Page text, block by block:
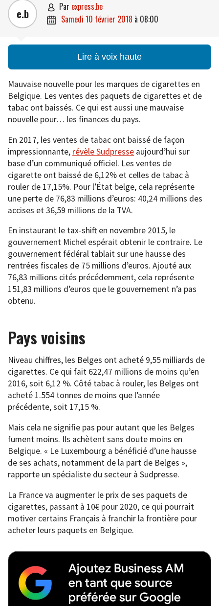
e.b  par express.be
 samedi 10 février 2018 à 08:00
Lire à voix haute
Mauvaise nouvelle pour les marques de cigarettes en
Belgique. Les ventes des paquets de cigarettes et de
tabac ont baissés. Ce qui est aussi une mauvaise
nouvelle pour… les finances du pays.
En 2017, les ventes de tabac ont baissé de façon
impressionnante, révèle Sudpresse aujourd’hui sur
base d’un communiqué officiel. Les ventes de
cigarette ont baissé de 6,12% et celles de tabac à
rouler de 17,15%. Pour l’État belge, cela représente
une perte de 76,83 millions d’euros: 40,24 millions des
accises et 36,59 millions de la TVA.
En instaurant le tax-shift en novembre 2015, le
gouvernement Michel espérait obtenir le contraire. Le
gouvernement fédéral tablait sur une hausse des
rentrées fiscales de 75 millions d’euros. Ajouté aux
76,83 millions cités précédemment, cela représente
151,83 millions d’euros que le gouvernement n’a pas
obtenu.
Pays voisins
Niveau chiffres, les Belges ont acheté 9,55 milliards de
cigarettes. Ce qui fait 622,47 millions de moins qu’en
2016, soit 6,12 %. Côté tabac à rouler, les Belges ont
acheté 1.554 tonnes de moins que l’année
précédente, soit 17,15 %.
Mais cela ne signifie pas pour autant que les Belges
fument moins. Ils achètent sans doute moins en
Belgique. « Le Luxembourg a bénéficié d’une hausse
de ses achats, notamment de la part de Belges »,
rapporte un spécialiste du secteur à Sudpresse.
La France va augmenter le prix de ses paquets de
cigarettes, passant à 10€ pour 2020, ce qui pourrait
motiver certains Français à franchir la frontière pour
acheter leurs paquets en Belgique.